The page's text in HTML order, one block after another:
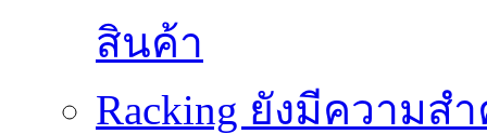
สินค้า
Racking ยังมีความ